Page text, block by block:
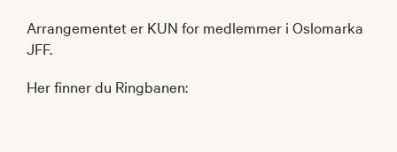
Arrangementet er KUN for medlemmer i Oslomarka
JFF.
Her finner du Ringbanen: